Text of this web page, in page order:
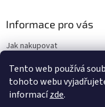
Tento web používá
tohoto webu
informacízde.
Informace pro vás
Jak nakupovat
Podmínky ochrany